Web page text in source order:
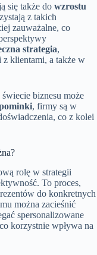
się także do wzrostu
z takich
zauważalne, co
strategia,
klientami, a także w
biznesu może
, firmy są w
co z kolei
rolę w strategii
To proces,
do konkretnych
można zacieśnić
spersonalizowane
korzystnie wpływa na